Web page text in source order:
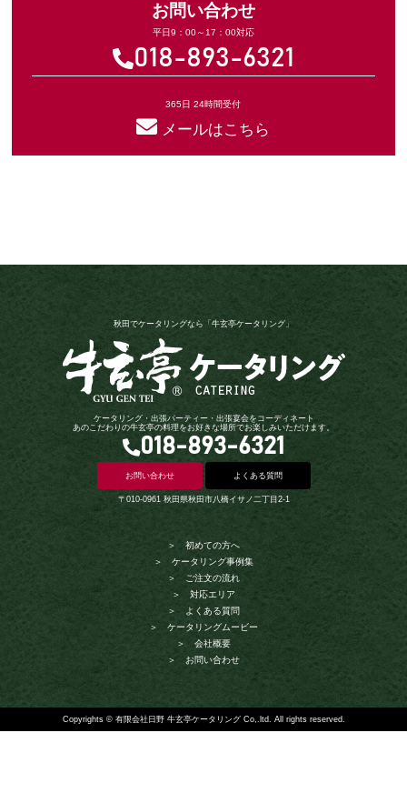
お問い合わせ
平日9：00～17：00対応
018-893-6321
365日 24時間受付
メールはこちら
秋田でケータリングなら「牛玄亭ケータリング」
ケータリング・出張パーティー・出張宴会をコーディネート
あのこだわりの牛玄亭の料理をお好きな場所でお楽しみいただけます。
018-893-6321
お問い合わせ よくある質問
〒010-0961 秋田県秋田市八橋イサノ二丁目2-1
＞ 初めての方へ
＞ ケータリング事例集
＞ ご注文の流れ
＞ 対応エリア
＞ よくある質問
＞ ケータリングムービー
＞ 会社概要
＞ お問い合わせ
Copyrights © 有限会社日野 牛玄亭ケータリング Co,.ltd. All rights reserved.